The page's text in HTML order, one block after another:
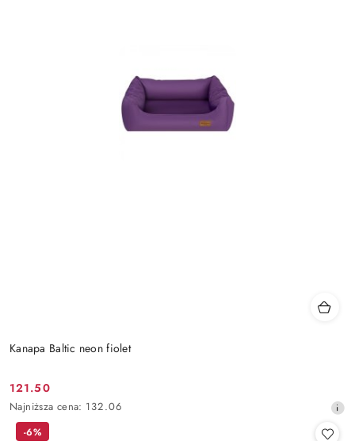
Kanapa Baltic neon fiolet
Cena
promocyjna:
121.50
Najniższa
cena
Najniższa cena: 132.06
-6%